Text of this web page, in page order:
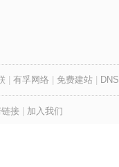
有孚网络 免费建站
接 加入我们